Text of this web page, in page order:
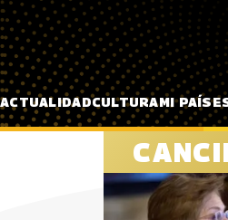
Pasar al contenido principal
ACTUALIDADCULTURAMI PAÍS